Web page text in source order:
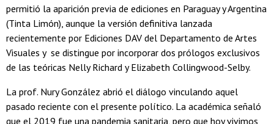
permitió la aparición previa de ediciones en Paraguay y Argentina
(Tinta Limón), aunque la versión definitiva lanzada
recientemente por Ediciones DAV del Departamento de Artes
Visuales y se distingue por incorporar dos prólogos exclusivos
de las teóricas Nelly Richard y Elizabeth Collingwood-Selby.
La prof. Nury González abrió el diálogo vinculando aquel
pasado reciente con el presente político. La académica señaló
que el 2019 fue una pandemia sanitaria, pero que hoy vivimos